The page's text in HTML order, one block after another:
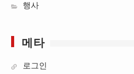
행사
메타
로그인